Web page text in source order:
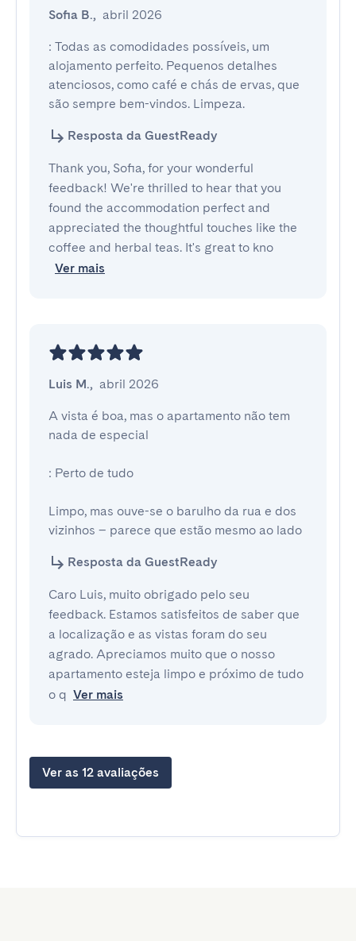
Sofia B., abril 2026
: Todas as comodidades possíveis, um
alojamento perfeito. Pequenos detalhes
atenciosos, como café e chás de ervas, que
são sempre bem-vindos. Limpeza.
Resposta da GuestReady
Thank you, Sofia, for your wonderful
feedback! We're thrilled to hear that you
found the accommodation perfect and
appreciated the thoughtful touches like the
coffee and herbal teas. It's great to kno
Ver mais
Luis M., abril 2026
A vista é boa, mas o apartamento não tem
nada de especial
: Perto de tudo
Limpo, mas ouve-se o barulho da rua e dos
vizinhos – parece que estão mesmo ao lado
Resposta da GuestReady
Caro Luis, muito obrigado pelo seu
feedback. Estamos satisfeitos de saber que
a localização e as vistas foram do seu
agrado. Apreciamos muito que o nosso
apartamento esteja limpo e próximo de tudo
o q Ver mais
Ver as 12 avaliações